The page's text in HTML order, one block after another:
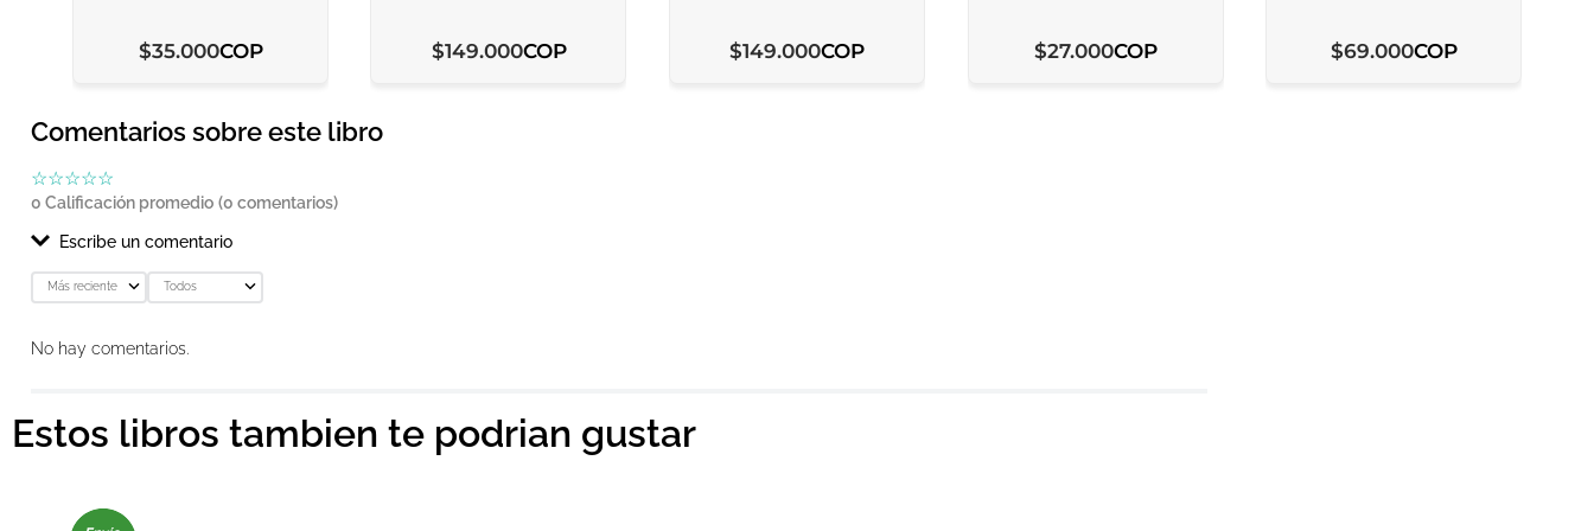
$35.000COP $149.000COP $149.000COP $27.000COP $69.000COP
Comentarios sobre este libro
☆☆☆☆☆
0 Calificación promedio (0 comentarios)
Escribe un comentario
Agregar comentario
★★★
Más reciente Todos
No hay comentarios.
Estos libros tambien te podrian gustar